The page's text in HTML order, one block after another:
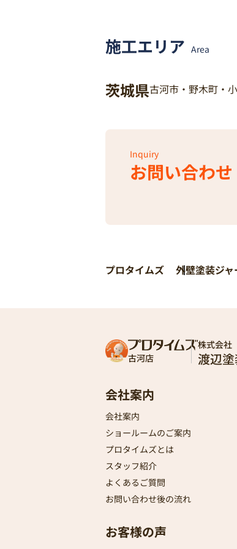
施工エリア Area
茨城県古河市・野木町・
お問い合わせ
Inquiry
プロタイムズ 外壁塗装ジ
古河店
株式会社
渡辺
会社案内
会社案内
ショールームのご案内
プロタイムズとは
スタッフ紹介
よくあるご質問
お問い合わせ後の流れ
お客様の声